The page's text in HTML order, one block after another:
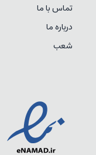
تماس با ما
درباره ما
شعب